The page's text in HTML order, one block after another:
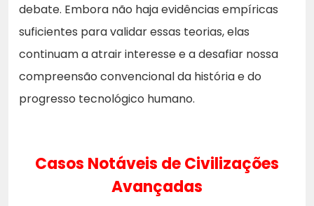
debate. Embora não haja evidências empíricas
suficientes para validar essas teorias, elas
continuam a atrair interesse e a desafiar nossa
compreensão convencional da história e do
progresso tecnológico humano.
Casos Notáveis de Civilizações
Avançadas